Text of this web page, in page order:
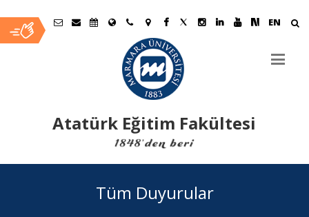
EN
Atatürk Eğitim Fakültesi
Tüm Duyurular